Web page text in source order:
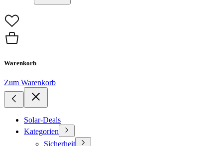
Warenkorb
Zum Warenkorb
Solar-Deals
Kategorien
Sicherheit